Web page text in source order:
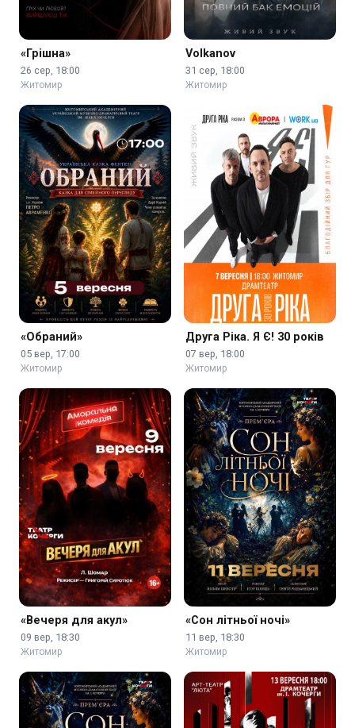
«Грішна»
26 сер, 18:00
Житомир
Volkanov
31 сер, 18:00
Житомир
«Обраний»
05 вер, 17:00
Житомир
Друга Ріка. Я Є! 30 років
07 вер, 18:00
Житомир
«Вечеря для акул»
09 вер, 18:30
Житомир
«Сон літньої ночі»
11 вер, 18:30
Житомир